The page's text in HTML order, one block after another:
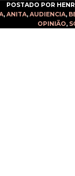
POSTADO POR
, ANITA, AUDIENCIA,
OPINIÃO,